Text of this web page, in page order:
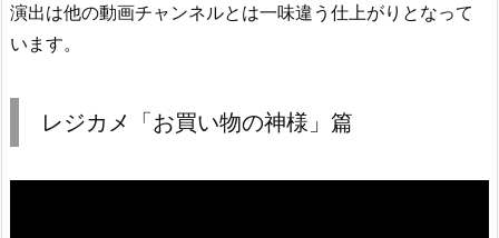
演出は他の動画チャンネルとは一味違う仕上がりとなって
います。
レジカメ「お買い物の神様」篇